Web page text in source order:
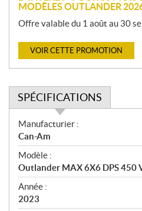
MODÈLES OUTLANDER
Offre valable du 1 août au 30
VOIR CETTE PROMOTION
SPÉCIFICATIONS
S
p
é
c
i
f
i
Manufacturier :
Can-Am
Modèle :
Outlander MAX 6X6 DPS 450
Année :
2023